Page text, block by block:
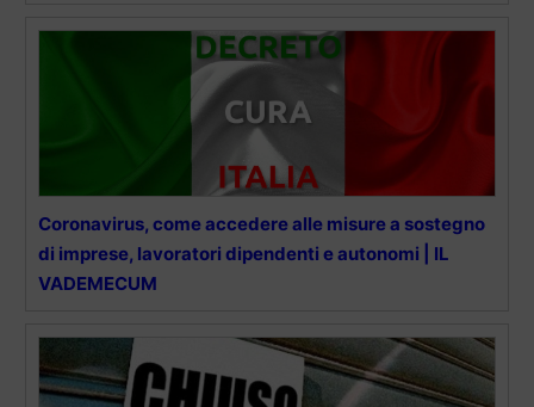
Coronavirus, come accedere alle misure a sostegno
di imprese, lavoratori dipendenti e autonomi | IL
VADEMECUM